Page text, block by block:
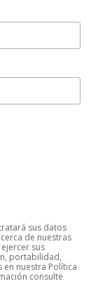
sus datos
de nuestras
sus
portabilidad,
nuestra Política
consulte